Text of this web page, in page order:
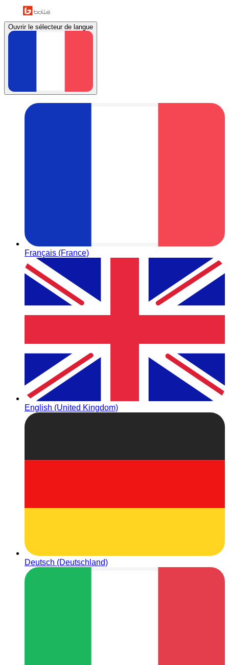
Ouvrir le sélecteur de langue
Français (France)
English (United Kingdom)
Deutsch (Deutschland)